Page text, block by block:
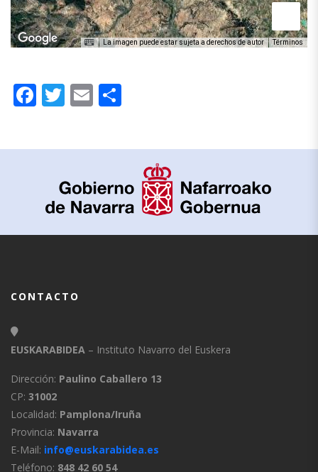
La imagen puede estar sujeta a derechos de autor Términos
Facebook
Twitter
Email
CONTACTO
EUSKARABIDEA – Instituto Navarro del Euskera
Dirección: Paulino Caballero 13
CP: 31002
Localidad: Pamplona/Iruña
Provincia: Navarra
E-Mail: info@euskarabidea.es
Teléfono: 848 42 60 54